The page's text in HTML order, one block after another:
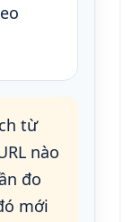
từ
nào
đo
mới